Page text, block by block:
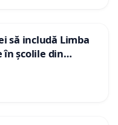
să includă Limba
în școlile din